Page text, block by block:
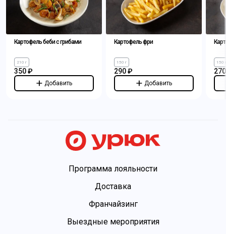
Картофель беби с грибами
210 г
350 ₽
Добавить
Картофель фри
150 г
290 ₽
Добавить
150 г
Программа лояльности
Доставка
Франчайзинг
Выездные мероприятия